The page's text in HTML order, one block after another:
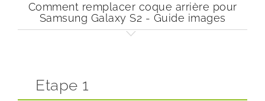
Comment remplacer coque arrière pour
Samsung Galaxy S2 - Guide images
Etape 1